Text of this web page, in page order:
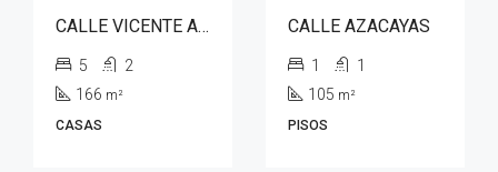
CALLE VICENTE ALEIXANDRE
5
2
166 m²
CASAS
CALLE AZACAYAS
1
1
105 m²
PISOS